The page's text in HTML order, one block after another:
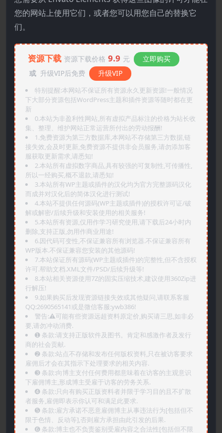
您的网站上使用它们，或者您可以用您自己的替换它
们。
资源下载 资源下载价格 9.9 元
立即购买
或 升级VIP后免费 升级VIP
特别提醒:本网站不保证所有资源永久更新资源!一般情况
下大部分资源包括WordPress主题和插件资源等随时都在更
新
0.本站为非盈利性网站,所有虚拟产品标注的价格为站长收
集、整理、维护网站正常运营所付出的劳动报酬!
1.免费资源为第三方数据库,本网站不存储第三方数据,链
接失效,会及时更新,免费资源不提供非会员服务,请勿添加客
服获取更新需求,请悉知!
2.本站所有虚拟数字商品,具有较强的可复制性,可传播性,
所以一经购买,概不退款,请悉知!
3.本站所有WP主题或插件的汉化均为官方完整源码汉化
而成并对汉化后的简体汉化进行测试!
4.本站不提供任何源码(WP主题或插件)的授权许可证/破
解或解密/后续升级和安装使用的相关服务!
5.本站所有资源,仅用作学习研究使用,请下载后24小时内
删除,支持正版,勿用作商业用途!
6.因代码可变性,不保证兼容所有浏览器.不保证兼容所有
WP版本.不保证兼容您安装的其他源码!
7.本站保证所有源码(WP主题或插件)的完整性,但不含授权
许可.帮助文档.XML文件/PSD/后续升级等!
8.本站相关资源使用7Z的固实压缩技术,建议使用360Zip进
行解压!
9.如果购买后发现资源链接失效或其他疑问,请联系客服
QQ:2690565141或是微信客服:ywb386!
警告:⚠️可能有些资源远超资料原定价,购买请三思,如非必
要,请勿冲动消费.
➊️ 条款:请支持正版软件及图书。肯定和感激作者及发行
商的社会贡献.
➋️ 条款:站点不存储和发布任何版权资料,只在被访客要求
雇佣后才会在其指示下处理要求的相关内容.
➌️ 条款:向博主支付任何费用都意味着在访客的主观意识
下雇佣博主,形成博主受雇于访客的劳务关系.
➍️ 条款:只向有购买正版资料者并限于学习目的且不扩散
者服务,雇佣即表示你认可和满足此要求.
➎ 条款:雇方承诺不恶意雇佣博主从事违法行为[包括但不
限于色情、反动等],否则雇方承担由此引发的后果.
➏️ 条款:博主也不负责鉴别受雇内容之合法性[包括但不限